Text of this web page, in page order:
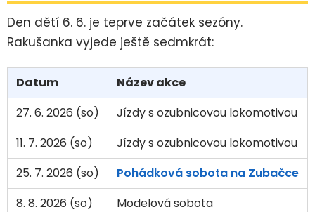
Den dětí 6. 6. je teprve začátek sezóny.
Rakušanka vyjede ještě sedmkrát:
Datum
Název akce
27. 6. 2026 (so)
Jízdy s ozubnicovou lokomotivou
11. 7. 2026 (so)
Jízdy s ozubnicovou lokomotivou
25. 7. 2026 (so)
Pohádková sobota na Zubačce
8. 8. 2026 (so)
Modelová sobota